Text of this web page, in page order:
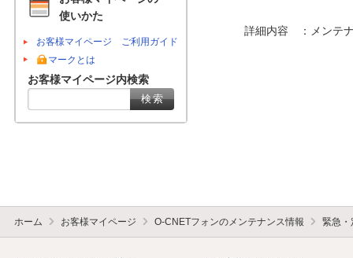
詳細内容　：メンテナ
使いかた
お客様マイページ ご利用ガイド
マークとは
お客様マイページ内検索
ホーム お客様マイページ O-CNETフォンのメンテナンス情報 緊急・